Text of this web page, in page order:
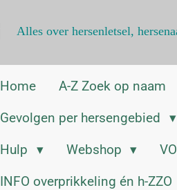
Alles over hersenletsel,
Home A-Z Zoek op naam
Gevolgen per hersengebied
Hulp
Webshop
INFO overprikkeling én h-ZZO